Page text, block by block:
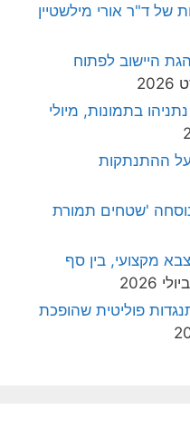
של ד"ר אורי מילשטיין
היישוב לפתוח
בתמונות, מיולי
ההתנתקות
'שטחים תמורת
מקצועי, בין סף
פוליטית שהופכת